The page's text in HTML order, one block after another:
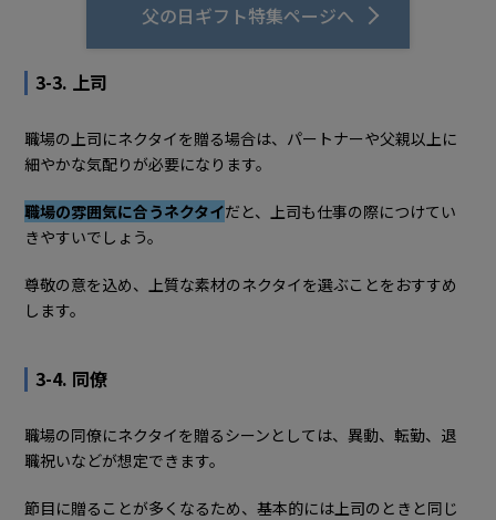
父の日ギフト特集ページへ
3-3. 上司
職場の上司にネクタイを贈る場合は、パートナーや父親以上に
細やかな気配りが必要になります。
職場の雰囲気に合うネクタイだと、上司も仕事の際につけてい
きやすいでしょう。
尊敬の意を込め、上質な素材のネクタイを選ぶことをおすすめ
します。
3-4. 同僚
職場の同僚にネクタイを贈るシーンとしては、異動、転勤、退
職祝いなどが想定できます。
節目に贈ることが多くなるため、基本的には上司のときと同じ